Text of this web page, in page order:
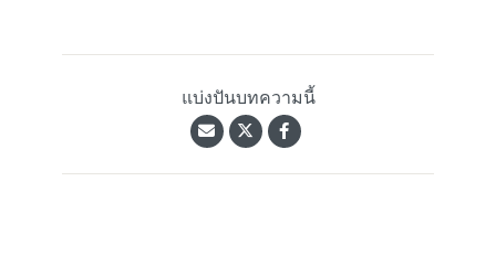
แบ่งปันบทความนี้